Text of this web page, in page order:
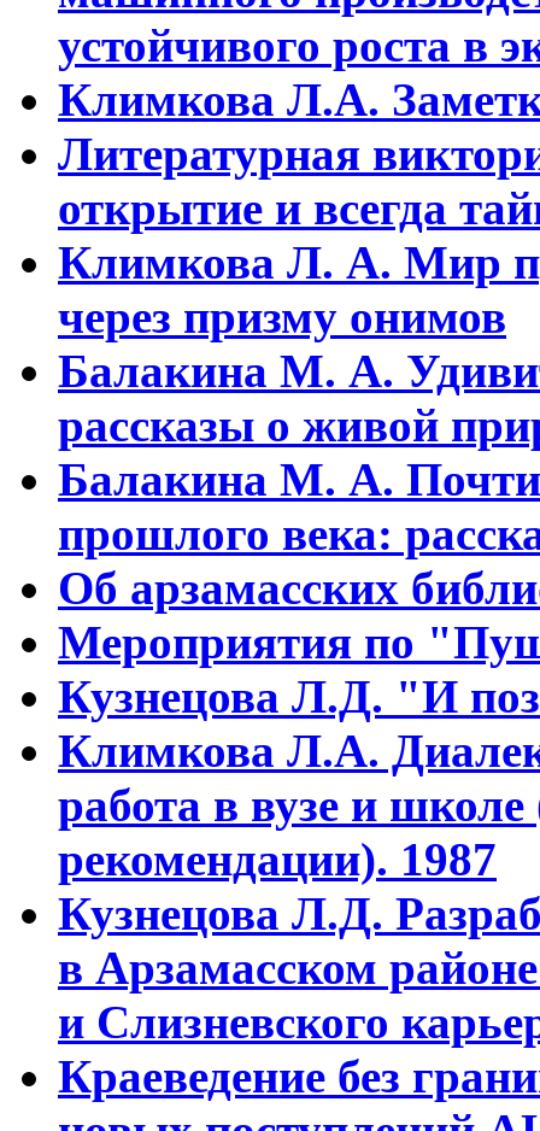
устойчивого pоста в
Климкова Л.А.
Литературная
открытие и всегда
Климкова Л. А. Мир
через призму онимов
Балакина М. А.
рассказы о живой
Балакина М. А. Почти
прошлого века:
Об арзамасских
Мероприятия по
Кузнецова Л.Д. "И
Климкова Л.А.
работа в вузе и
рекомендации). 1987
Кузнецова Л.Д.
в Арзамасском
и Слизневского
Краеведение без